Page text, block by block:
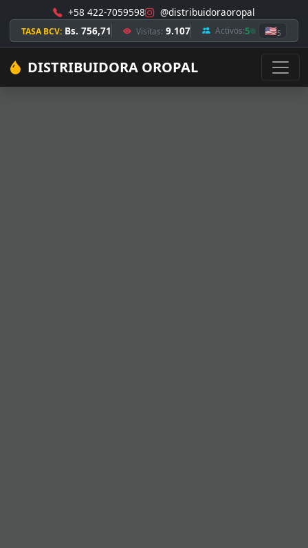
+58 422-7059598 @distribuidoraoropal
TASA BCV: Bs. 756,71 Visitas: 9.107 Activos:5 🇺🇸5
DISTRIBUIDORA OROPAL